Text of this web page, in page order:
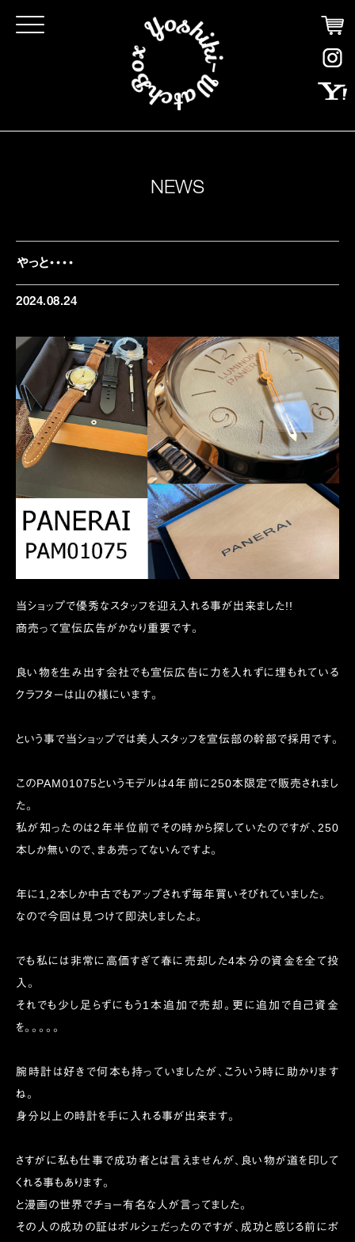
Click
NEWS
やっと・・・・
2024.08.24
当ショップで優秀なスタッフを迎え入れる事が出来ました!!
商売って宣伝広告がかなり重要です。
良い物を生み出す会社でも宣伝広告に力を入れずに埋もれている
クラフターは山の様にいます。
という事で当ショップでは美人スタッフを宣伝部の幹部で採用です。
このPAM01075というモデルは4年前に250本限定で販売されまし
た。
私が知ったのは2年半位前でその時から探していたのですが、250
本しか無いので、まあ売ってないんですよ。
年に1,2本しか中古でもアップされず毎年買いそびれていました。
なので今回は見つけて即決しましたよ。
でも私には非常に高価すぎて春に売却した4本分の資金を全て投
入。
それでも少し足らずにもう1本追加で売却。更に追加で自己資金
を。。。。。
腕時計は好きで何本も持っていましたが、こういう時に助かります
ね。
身分以上の時計を手に入れる事が出来ます。
さすがに私も仕事で成功者とは言えませんが、良い物が道を印して
くれる事もあります。
と漫画の世界でチョー有名な人が言ってました。
その人の成功の証はポルシェだったのですが、成功と感じる前にポ